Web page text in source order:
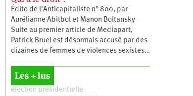
Édito de l'Anticapitaliste n° 800, par
Aurélianne Abitbol et Manon Boltansky
Suite au premier article de Mediapart,
Patrick Bruel est désormais accusé par des
dizaines de femmes de violences sexistes…
Les + lus
élection présidentielle